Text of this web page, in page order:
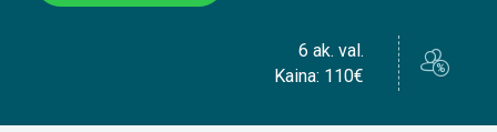
6 ak. val.
Kaina: 110€